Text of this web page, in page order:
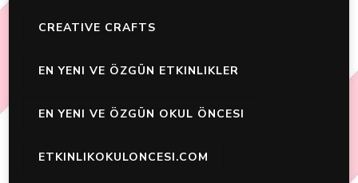
CREATIVE CRAFTS
EN YENI VE ÖZGÜN ETKINLIKLER
EN YENI VE ÖZGÜN OKUL ÖNCESI
ETKINLIKOKULONCESI.COM